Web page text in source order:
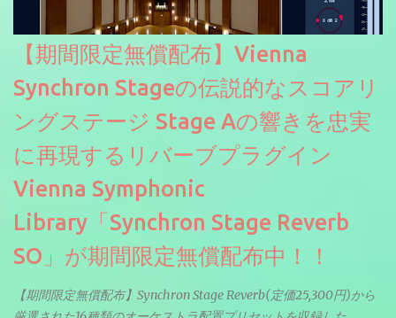
【期間限定無償配布】Vienna
Synchron Stageの伝説的なスコアリ
ングステージ Stage Aの響きを忠実
に再現するリバーブプラグイン
Vienna Symphonic
Library「Synchron Stage Reverb
SO」が期間限定無償配布中！！
【期間限定無償配布】Synchron Stage Reverb(定価25,300円)から